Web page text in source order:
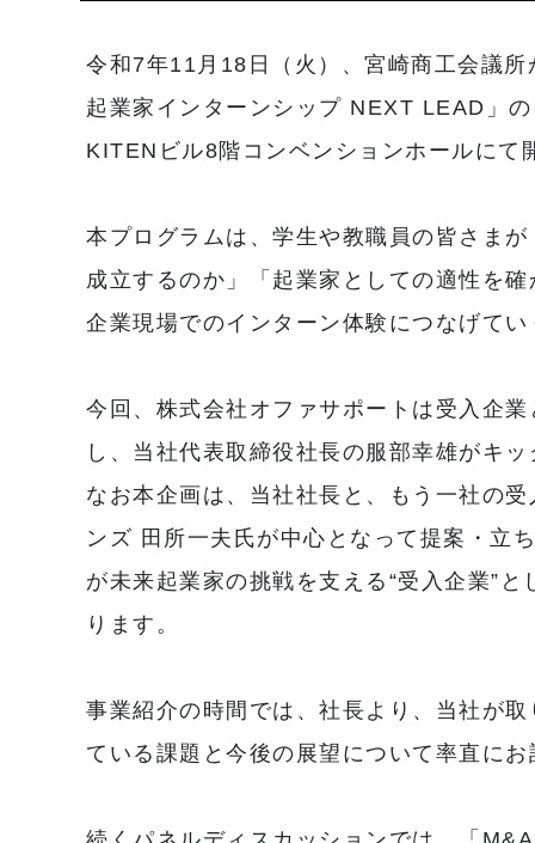
令和7年11月18日（火）、宮崎商工会議
起業家インターンシップ NEXT LEAD」
KITENビル8階コンベンションホールにて
本プログラムは、学生や教職員の皆さま
成立するのか」「起業家としての適性を
企業現場でのインターン体験につなげて
今回、株式会社オファサポートは受入企
し、当社代表取締役社長の服部幸雄がキ
なお本企画は、当社社長と、もう一社の
ンズ 田所一夫氏が中心となって提案・立
が未来起業家の挑戦を支える“受入企業”
ります。
事業紹介の時間では、社長より、当社が
ている課題と今後の展望について率直に